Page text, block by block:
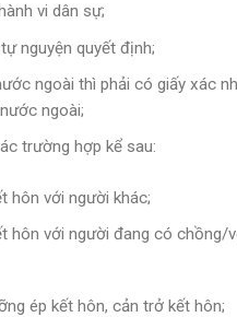
vi dân sự;
nguyện quyết định;
ngoài thì phải có giấy xác
ngoài;
trường hợp kể sau:
hôn với người khác;
hôn với người đang có chồng/
ép kết hôn, cản trở kết hôn;